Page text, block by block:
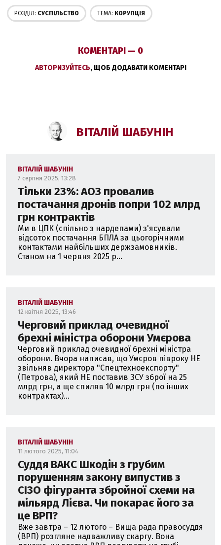
РОЗДІЛ: СУСПІЛЬСТВО ТЕМА: КОРУПЦІЯ
КОМЕНТАРІ — 0
АВТОРИЗУЙТЕСЬ, ЩОБ ДОДАВАТИ КОМЕНТАРІ
ВІТАЛІЙ ШАБУНІН
ВІТАЛІЙ ШАБУНІН
7 серпня 2025, 13:28
Тільки 23%: АОЗ провалив
постачання дронів попри 102 млрд
грн контрактів
Ми в ЦПК (спільно з нардепами) з'ясували
відсоток постачання БПЛА за цьогорічними
контактами найбільших держзамовників.
Станом на 1 червня 2025 р...
ВІТАЛІЙ ШАБУНІН
12 квітня 2025, 13:46
Черговий приклад очевидної
брехні міністра оборони Умєрова
Черговий приклад очевидної брехні міністра
оборони. Вчора написав, що Умєров півроку НЕ
звільняв директора "Спецтехноекспорту"
(Петрова), який НЕ поставив ЗСУ зброї на 25
млрд грн, а ще спиляв 10 млрд грн (по інших
контрактах)...
ВІТАЛІЙ ШАБУНІН
11 лютого 2025, 11:04
Суддя ВАКС Шкодін з грубим
порушенням закону випустив з
СІЗО фігуранта збройної схеми на
мільярд Лієва. Чи покарає його за
це ВРП?
Вже завтра – 12 лютого – Вища рада правосуддя
(ВРП) розгляне надважливу скаргу. Вона